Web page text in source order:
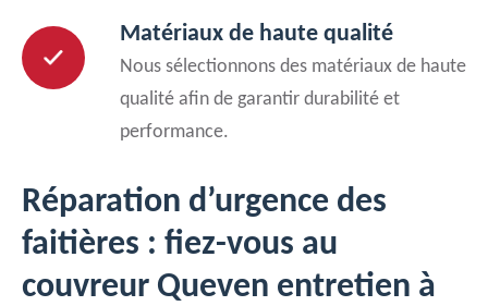
Matériaux de haute qualité
Nous sélectionnons des matériaux de haute
qualité afin de garantir durabilité et
performance.
Réparation d’urgence des
faitières : fiez-vous au
couvreur Queven entretien à